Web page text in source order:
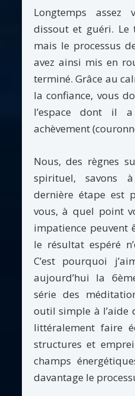
Longtemps assez
dissout et guéri. Le
mais le processus
avez ainsi mis en
terminé. Grâce au
la confiance, vous
l’espace dont il
achèvement
Nous, des règnes
spirituel, savons
dernière étape est
vous, à quel point
impatience peuvent
le résultat espéré
C’est pourquoi
aujourd’hui la
série des
outil simple à l’aide
littéralement faire
structures et
champs
davantage le